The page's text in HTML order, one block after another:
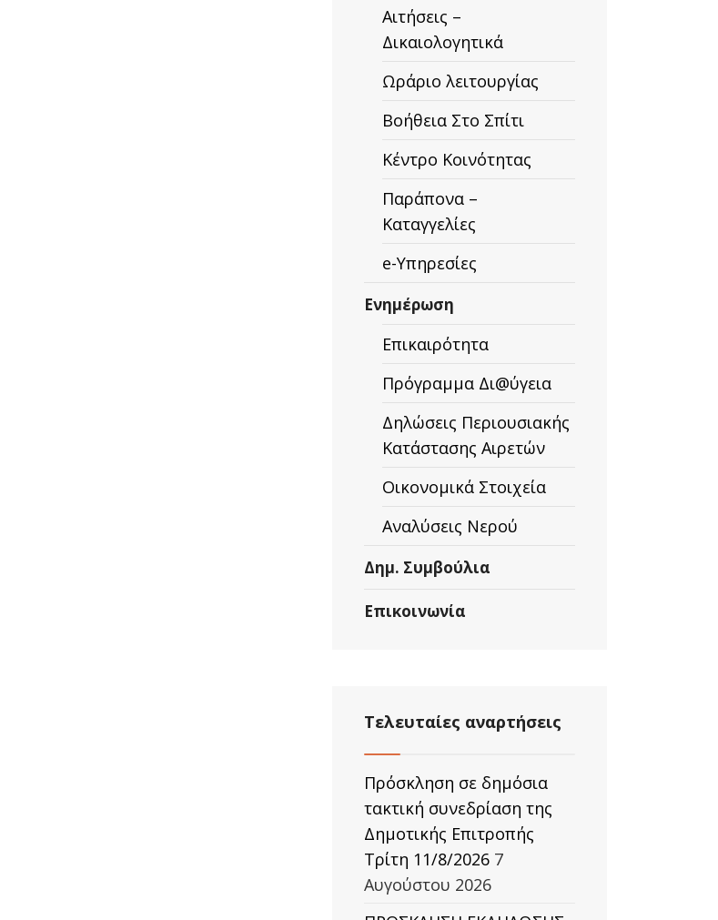
Αιτήσεις –
Δικαιολογητικά
Ωράριο λειτουργίας
Βοήθεια Στο Σπίτι
Κέντρο Κοινότητας
Παράπονα –
Καταγγελίες
e-Υπηρεσίες
Ενημέρωση
Επικαιρότητα
Πρόγραμμα Δι@ύγεια
Δηλώσεις Περιουσιακής
Κατάστασης Αιρετών
Οικονομικά Στοιχεία
Αναλύσεις Νερού
Δημ. Συμβούλια
Επικοινωνία
Τελευταίες αναρτήσεις
Πρόσκληση σε δημόσια
τακτική συνεδρίαση της
Δημοτικής Επιτροπής
Τρίτη 11/8/2026 7
Αυγούστου 2026